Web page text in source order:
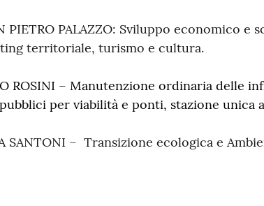
PIETRO PALAZZO: Sviluppo economico
territoriale, turismo e cultura.
ROSINI – Manutenzione ordinaria delle
per viabilità e ponti, stazione unica
SANTONI – Transizione ecologica e